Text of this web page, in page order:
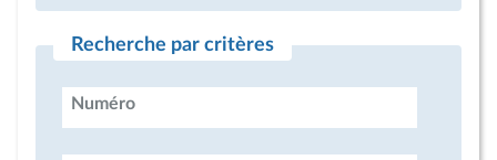
Recherche par critères
Numéro